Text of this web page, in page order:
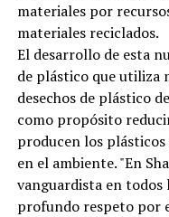
materiales por
materiales reciclados.
El desarrollo de esta
de plástico que utiliza
desechos de plástico
como propósito
producen los
en el ambiente. "En
vanguardista en todos
profundo respeto por